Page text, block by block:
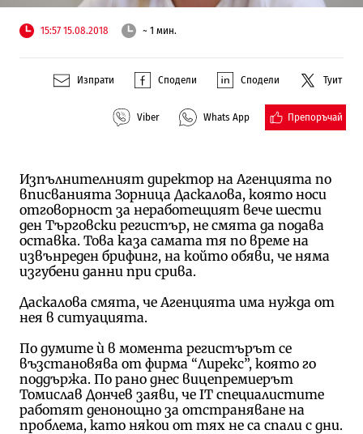
15:57 15.08.2018 ~ 1 мин.
Изпрати Сподели Сподели Туит
Viber Whats App Препоръчай
Изпълнителният директор на Агенцията по
вписванията Зорница Даскалова, която носи
отговорност за неработещият вече шести
ден Търговски регистър, не смята да подава
оставка. Това каза самата тя по време на
извънреден брифинг, на който обяви, че няма
изгубени данни при срива.
Даскалова смята, че Агенцията има нужда от
нея в ситуацията.
По думите ѝ в момента регистърът се
възстановява от фирма “Лирекс”, която го
поддържа. По рано днес вицепремиерът
Томислав Дончев заяви, че IT специалистите
работят денонощно за отстраняване на
проблема, като някои от тях не са спали с дни.